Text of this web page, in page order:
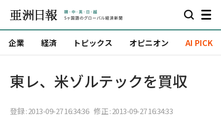
企業 経済 トピックス オピニオン AI PICK
東レ、米ゾルテックを買収
登録 : 2013-09-27 16:34:36 修正 : 2013-09-27 16:34:33